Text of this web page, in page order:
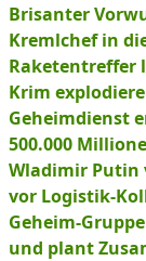
Brisanter
Kremlchef in
Raketentreffer
Krim
Geheimdienst
500.000
Wladimir Putin
vor Logistik-
Geheim-
und plant